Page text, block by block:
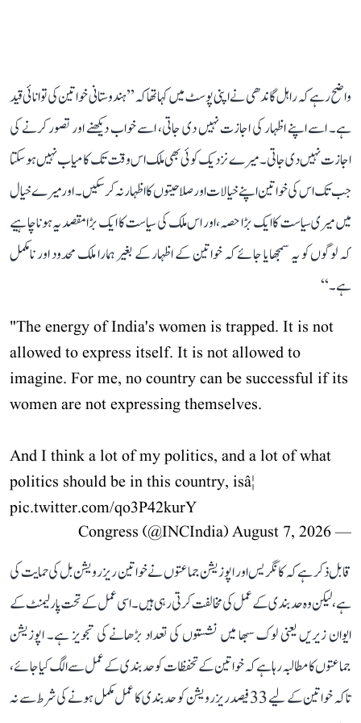
واضح رہے کہ راہل گاندھی نے اپنی پوسٹ میں کہا تھا کہ ’’ہندوستانی خواتین کی توانائی قید
ہے۔ اسے اپنے اظہار کی اجازت نہیں دی جاتی، اسے خواب دیکھنے اور تصور کرنے کی
اجازت نہیں دی جاتی۔ میرے نزدیک کوئی بھی ملک اس وقت تک کامیاب نہیں ہو سکتا
جب تک اس کی خواتین اپنے خیالات اور صلاحیتوں کا اظہار نہ کر سکیں۔ اور میرے خیال
میں میری سیاست کا ایک بڑا حصہ، اور اس ملک کی سیاست کا ایک بڑا مقصد یہ ہونا چاہیے
کہ لوگوں کو یہ سمجھایا جائے کہ خواتین کے اظہار کے بغیر ہمارا ملک محدود اور نامکمل
ہے۔‘‘
"The energy of India's women is trapped. It is not
allowed to express itself. It is not allowed to
imagine. For me, no country can be successful if its
women are not expressing themselves.
And I think a lot of my politics, and a lot of what
politics should be in this country, isâ¦
pic.twitter.com/qo3P42kurY
— Congress (@INCIndia)
August 7, 2026
قابل ذکر ہے کہ کانگریس اور اپوزیشن جماعتوں نے خواتین ریزرویشن بل کی حمایت کی
ہے، لیکن وہ حد بندی کے عمل کی مخالفت کرتی رہی ہیں۔ اسی عمل کے تحت پارلیمنٹ کے
ایوان زیریں یعنی لوک سبھا میں نشستوں کی تعداد بڑھانے کی تجویز ہے۔ اپوزیشن
جماعتوں کا مطالبہ رہا ہے کہ خواتین کے تحفظات کو حد بندی کے عمل سے الگ کیا جائے،
تاکہ خواتین کے لیے 33 فیصد ریزرویشن کو حد بندی کا عمل مکمل ہونے کی شرط سے نہ